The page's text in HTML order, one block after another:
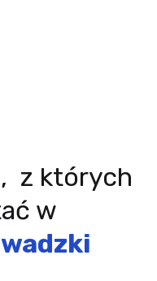
z których
w